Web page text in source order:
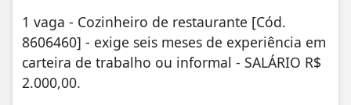
1 vaga - Cozinheiro de restaurante [Cód.
8606460] - exige seis meses de experiência em
carteira de trabalho ou informal - SALÁRIO R$
2.000,00.